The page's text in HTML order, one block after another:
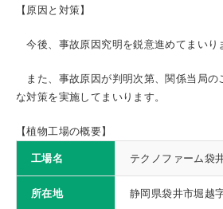
【原因と対策】
今後、事故原因究明を鋭意進めてまいり
また、事故原因が判明次第、関係当局の
な対策を実施してまいります。
【植物工場の概要】
工場名 テクノファーム袋
所在地 静岡県袋井市堀越